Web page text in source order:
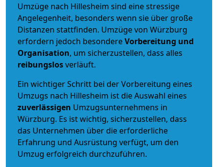
Umzüge nach Hillesheim sind eine stressige
Angelegenheit, besonders wenn sie über große
Distanzen stattfinden. Umzüge von Würzburg
erfordern jedoch besondereVorbereitung und
Organisation, um sicherzustellen, dass alles
reibungslosverläuft.
Ein wichtiger Schritt bei der Vorbereitung eines
Umzugs nach Hillesheim ist die Auswahl eines
zuverlässigen Umzugsunternehmens in
Würzburg. Es ist wichtig, sicherzustellen, dass
das Unternehmen über die erforderliche
Erfahrung und Ausrüstung verfügt, um den
Umzug erfolgreich durchzuführen.